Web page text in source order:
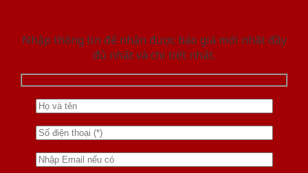
Nhập thông tin để nhận được báo giá mới nhât đầy
đủ nhất và chi tiết nhất.